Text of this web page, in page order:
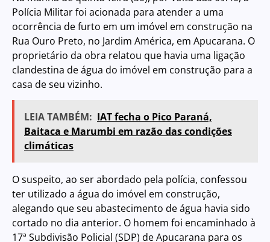
Polícia Militar foi acionada para atender a uma
ocorrência de furto em um imóvel em construção na
Rua Ouro Preto, no Jardim América, em Apucarana. O
proprietário da obra relatou que havia uma ligação
clandestina de água do imóvel em construção para a
casa de seu vizinho.
LEIA TAMBÉM: IAT fecha o Pico Paraná,
Baitaca e Marumbi em razão das condições
climáticas
O suspeito, ao ser abordado pela polícia, confessou
ter utilizado a água do imóvel em construção,
alegando que seu abastecimento de água havia sido
cortado no dia anterior. O homem foi encaminhado à
17ª Subdivisão Policial (SDP) de Apucarana para os